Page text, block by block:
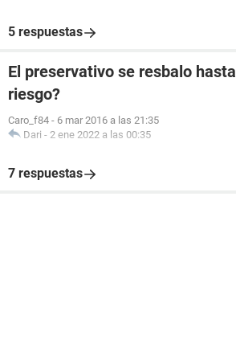
5 respuestas
El preservativo se resbalo
riesgo?
Caro_f84 - 6 mar 2016 a las 21:35
Dari - 2 ene 2022 a las 00:35
7 respuestas